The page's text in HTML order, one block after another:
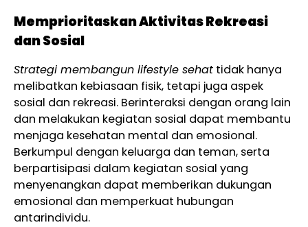
Memprioritaskan Aktivitas Rekreasi
dan Sosial
Strategi membangun lifestyle sehat tidak hanya
melibatkan kebiasaan fisik, tetapi juga aspek
sosial dan rekreasi. Berinteraksi dengan orang lain
dan melakukan kegiatan sosial dapat membantu
menjaga kesehatan mental dan emosional.
Berkumpul dengan keluarga dan teman, serta
berpartisipasi dalam kegiatan sosial yang
menyenangkan dapat memberikan dukungan
emosional dan memperkuat hubungan
antarindividu.